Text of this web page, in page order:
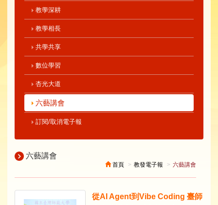
教學深耕
教學相長
共學共享
數位學習
杏光大道
六藝講會
訂閱/取消電子報
六藝講會
首頁 教發電子報 六藝講會
從AI Agent到Vibe Coding 臺師